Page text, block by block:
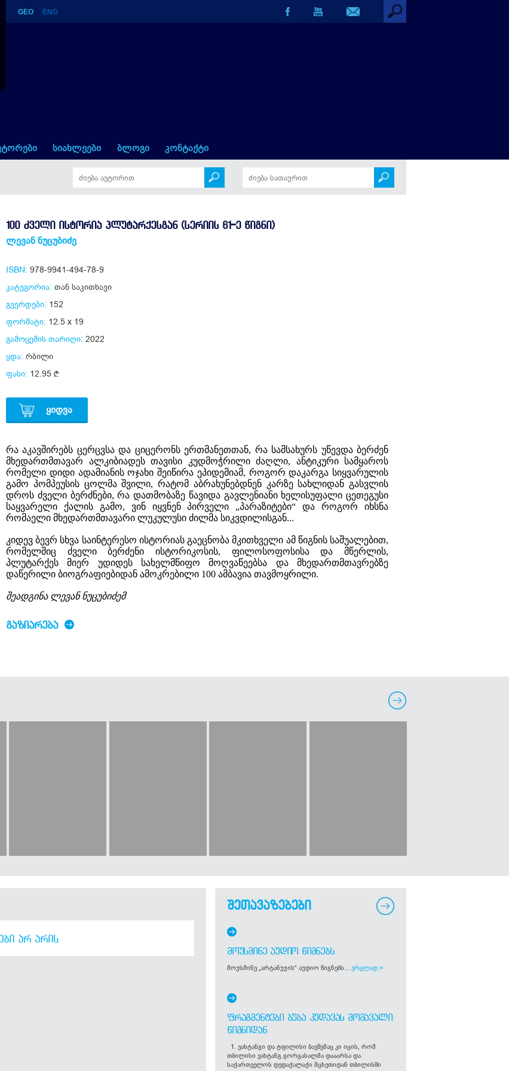
(სერიის 61-ე წიგნი)
GEO ENG
სიახლეები ბლოგი კონტაქტი
100 ᲫᲕᲔᲚᲘ ᲘᲡᲢᲝᲠᲘᲐ ᲞᲚᲣᲢᲐᲠᲥᲔᲡᲒᲐᲜ (ᲡᲔᲠᲘᲘᲡ 61-Ე ᲬᲘᲒᲜᲘ)
ლევან ნუცუბიძე
ISBN: 978-9941-494-78-9
კატეგორია: თან საკითხავი
გვერდები: 152
ფორმატი: 12.5 x 19
გამოცემის თარიღი: 2022
ყდა: რბილი
ფასი: 12.95
ᲧᲘᲓᲕᲐ
რა აკავშირებს ცერცვსა და ციცერონს ერთმანეთთან, რა სამსახურს უწევდა ბერძენ
მხედართმთავარ ალკიბიადეს თავისი კუდმოჭრილი ძაღლი, ანტიკური სამყაროს
რომელი დიდი ადამიანის ოჯახი შეიწირა ეპიდემიამ, როგორ დაკარგა სიყვარულის
გამო პომპეუსის ცოლმა შვილი, რატომ აბრახუნებდნენ კარზე სახლიდან გასვლის
დროს ძველი ბერძნები, რა დათმობაზე წავიდა გავლენიანი ხელისუფალი ცეთეგუსი
საყვარელი ქალის გამო, ვინ იყვნენ პირველი „პარაზიტები“ და როგორ იხსნა
რომაელი მხედართმთავარი ლუკულუსი ძილმა სიკვდილისგან...
კიდევ ბევრ სხვა საინტერესო ისტორიას გაეცნობა მკითხველი ამ წიგნის საშუალებით,
რომელშიც ძველი ბერძენი ისტორიკოსის, ფილოსოფოსისა და მწერლის,
პლუტარქეს მიერ უდიდეს სახელმწიფო მოღვაწეებსა და მხედართმთავრებზე
დაწერილი ბიოგრაფიებიდან ამოკრებილი 100 ამბავია თავმოყრილი.
შეადგინა ლევან ნუცუბიძემ
ᲒᲐᲖᲘᲐᲠᲔᲑᲐ
ᲐᲠ ᲐᲠᲘᲡ
შეთავაზებები
ᲛᲝᲣᲡᲛᲘᲜᲔ ᲐᲣᲓᲘᲝ ᲬᲘᲒᲜᲔᲑᲡ
მოუსმინე „არტანუჯის“ აუდიო წიგნებს... ვრცლად >
ᲤᲠᲐᲒᲛᲔᲜᲢᲔᲑᲘ ᲑᲣᲑᲐ ᲙᲣᲓᲐᲕᲐᲡ ᲛᲝᲛᲐᲕᲐᲚᲘ
ᲬᲘᲒᲜᲘᲓᲐᲜ
1. ვახტანგი და ტფილისი ბავშვმაც კი იცის, რომ
თბილისი ვახტანგ გორგასალმა დააარსა და
საქართველოს დედაქალაქი მცხეთიდან თბილისში